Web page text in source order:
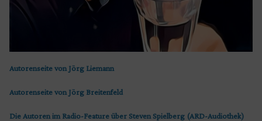
Autorenseite von Jörg Liemann
Autorenseite von Jörg Breitenfeld
Die Autoren im Radio-Feature über Steven Spielberg (ARD-Audiothek)